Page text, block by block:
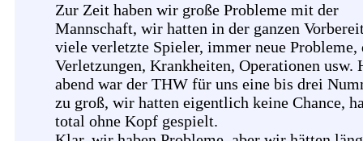
Zur Zeit haben wir große Probleme mit der
Mannschaft, wir hatten in der ganzen
viele verletzte Spieler, immer neue Probleme,
Verletzungen, Krankheiten, Operationen usw.
abend war der THW für uns eine bis drei
zu groß, wir hatten eigentlich keine Chance,
total ohne Kopf gespielt.